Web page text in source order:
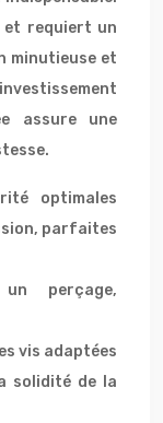
et requiert un
minutieuse et
assure une
optimales
parfaites
un perçage,
vis adaptées
solidité de la